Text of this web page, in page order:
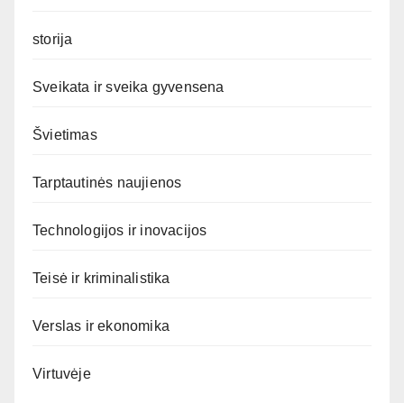
storija
Sveikata ir sveika gyvensena
Švietimas
Tarptautinės naujienos
Technologijos ir inovacijos
Teisė ir kriminalistika
Verslas ir ekonomika
Virtuvėje